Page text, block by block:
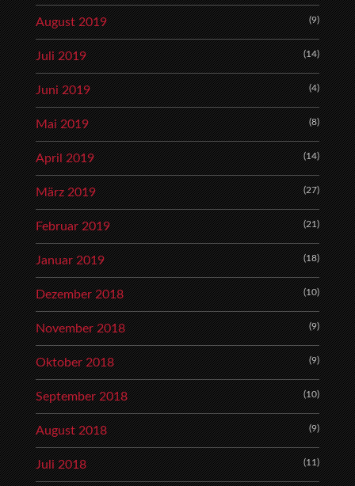
August 2019 (9)
Juli 2019 (14)
Juni 2019 (4)
Mai 2019 (8)
April 2019 (14)
März 2019 (27)
Februar 2019 (21)
Januar 2019 (18)
Dezember 2018 (10)
November 2018 (9)
Oktober 2018 (9)
September 2018 (10)
August 2018 (9)
Juli 2018 (11)